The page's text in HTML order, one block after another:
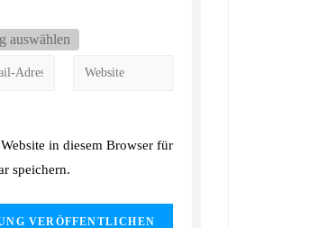
auswählen
in diesem Browser für
speichern.